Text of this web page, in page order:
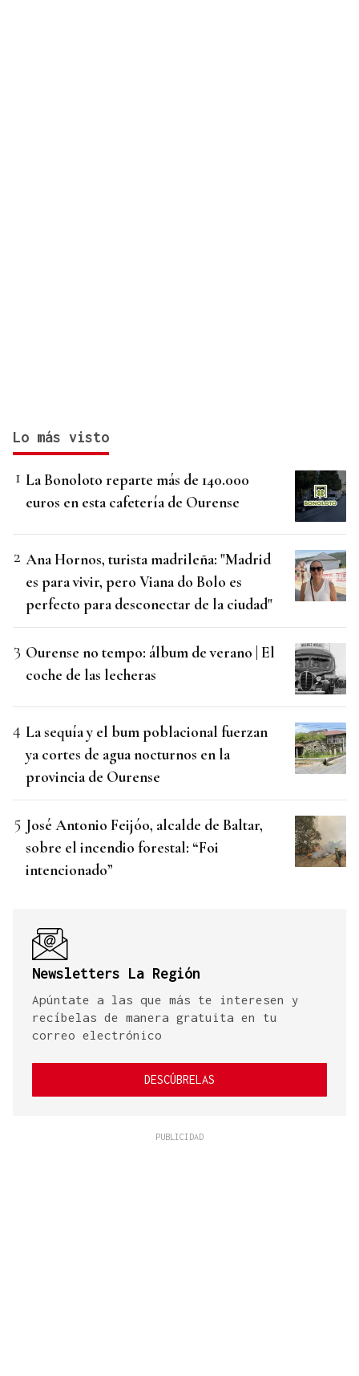
Lo más visto
La Bonoloto reparte más de 140.000
euros en esta cafetería de Ourense
Ana Hornos, turista madrileña: "Madrid
es para vivir, pero Viana do Bolo es
perfecto para desconectar de la ciudad"
Ourense no tempo: álbum de verano | El
coche de las lecheras
La sequía y el bum poblacional fuerzan
ya cortes de agua nocturnos en la
provincia de Ourense
José Antonio Feijóo, alcalde de Baltar,
sobre el incendio forestal: “Foi
intencionado”
Newsletters La Región
Apúntate a las que más te interesen y
recíbelas de manera gratuita en tu
correo electrónico
DESCÚBRELAS